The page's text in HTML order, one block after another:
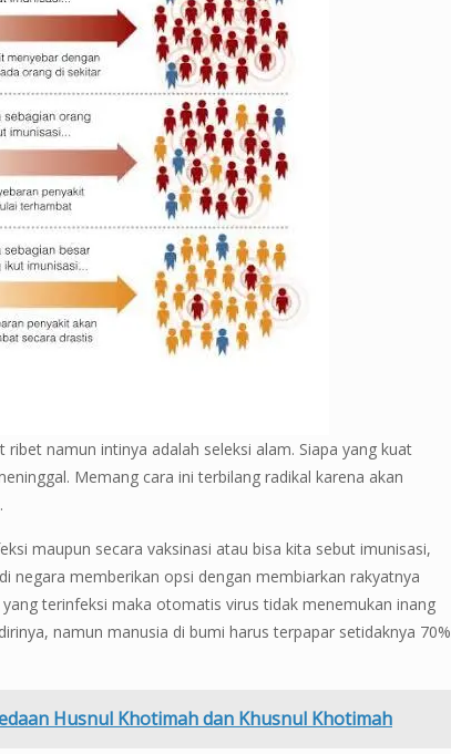
namun intinya adalah seleksi alam. Siapa yang kuat
Memang cara ini terbilang radikal karena akan
maupun secara vaksinasi atau bisa kita sebut imunisasi,
negara memberikan opsi dengan membiarkan rakyatnya
terinfeksi maka otomatis virus tidak menemukan inang
namun manusia di bumi harus terpapar setidaknya 70%
Husnul Khotimah dan Khusnul Khotimah